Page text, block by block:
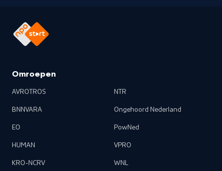
Omroepen
AVROTROS
BNNVARA
EO
HUMAN
KRO-NCRV
NTR
Ongehoord Nederland
PowNed
VPRO
WNL